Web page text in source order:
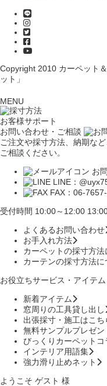
Copyright 2010 カーペット
ット」
MENU
お客様サポート
お問い合わせ・ご相談
ご注文や採寸方法、納期な
ご相談ください。
お
LINE：
FAX：06-
受付時間 10:00～12:00
よくあるお問い合わせ
お手入れ方法
カーペットの採寸方法
カーテンの採寸方法に
お役立ちサービス・アイテム
新着アイテム
窓周りの工具貸し出し
出張採寸・施工はこち
無料サンプルプレゼン
びっくりカーペットコ
インテリア用語集
強力滑り止めネット
ようこそ ゲスト 様